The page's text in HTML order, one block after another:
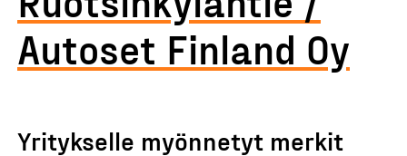
Autoset Finland Oy
Yritykselle myönnetyt merkit